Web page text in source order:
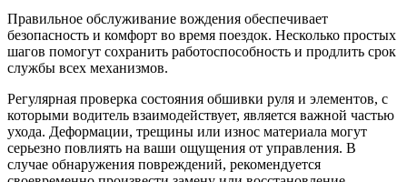
Правильное обслуживание вождения обеспечивает
безопасность и комфорт во время поездок. Несколько простых
шагов помогут сохранить работоспособность и продлить срок
службы всех механизмов.
Регулярная проверка состояния обшивки руля и элементов, с
которыми водитель взаимодействует, является важной частью
ухода. Деформации, трещины или износ материала могут
серьезно повлиять на ваши ощущения от управления. В
случае обнаружения повреждений, рекомендуется